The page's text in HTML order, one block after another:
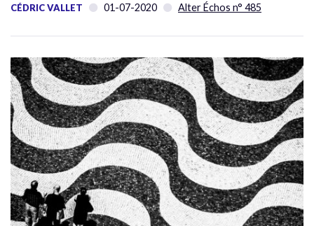
CÉDRIC VALLET 01-07-2020 Alter Échos n° 485